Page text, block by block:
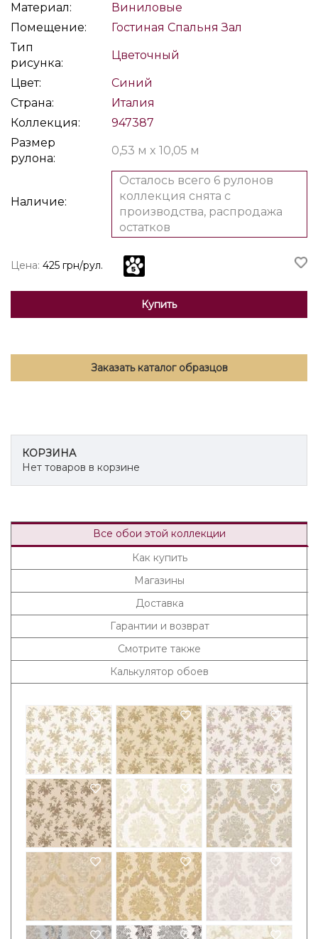
Материал:
Виниловые
Помещение:
Гостиная Спальня Зал
Тип
рисунка:
Цветочный
Цвет:
Синий
Страна:
Италия
Коллекция:
947387
Размер
рулона:
0,53 м x 10,05 м
Наличие:
Осталось всего 6 рулонов
коллекция снята с
производства, распродажа
остатков
Цена: 425 грн/рул.
Купить
Заказать каталог образцов
КОРЗИНА
Нет товаров в корзине
Все обои этой коллекции
Как купить
Магазины
Доставка
Гарантии и возврат
Смотрите также
Калькулятор обоев